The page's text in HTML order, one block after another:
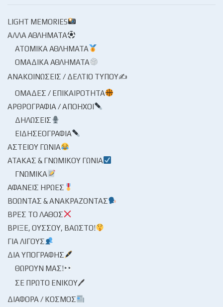
LIGHT MEMORIES
ΆΛΛΑ ΑΘΛΉΜΑΤΑ
ΑΤΟΜΙΚΆ ΑΘΛΉΜΑΤΑ
ΟΜΑΔΙΚΆ ΑΘΛΉΜΑΤΑ
ΑΝΑΚΟΙΝΏΣΕΙΣ / ΔΕΛΤΊΟ ΤΎΠΟΥ✍
ΟΜΆΔΕΣ / ΕΠΙΚΑΙΡΌΤΗΤΑ
ΑΡΘΡΟΓΡΑΦΊΑ / ΑΠΌΗΧΟΙ
ΔΗΛΏΣΕΙΣ
ΕΙΔΗΣΕΟΓΡΑΦΊΑ
ΑΣΤΕΊΟΥ ΓΩΝΊΑ
ΑΤΆΚΑΣ & ΓΝΩΜΙΚΟΎ ΓΩΝΊΑ
ΓΝΩΜΙΚΆ
ΑΦΑΝΕΊΣ ΉΡΩΕΣ
ΒΟΏΝΤΑΣ & ΑΝΑΚΡΆΖΟΝΤΑΣ
ΒΡΕΣ ΤΟ ΛΆΘΟΣ
ΒΡΊΞΕ, ΟΎΣΣΟΥ, ΒΆΩΣΤΟ!
ΓΙΑ ΛΊΓΟΥΣ
ΔΙΑ ΥΠΟΓΡΑΦΉΣ
ΘΩΡΟΎΝ ΜΑΣ!
ΣΕ ΠΡΏΤΟ ΕΝΙΚΟΎ🖊
ΔΙΆΦΟΡΑ / ΚΌΣΜΟΣ